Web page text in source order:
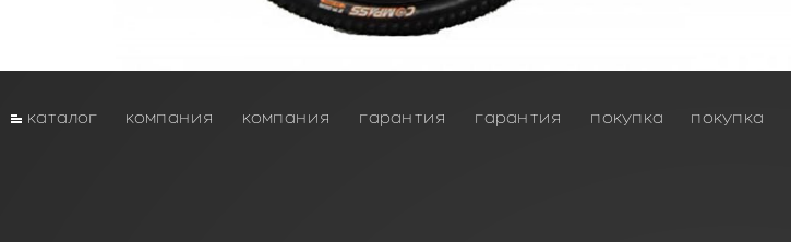
каталог компания компания гарантия гарантия покупка покупка